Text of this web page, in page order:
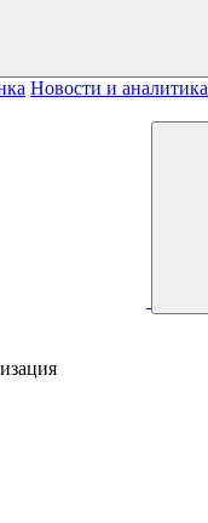
Новости и аналитика